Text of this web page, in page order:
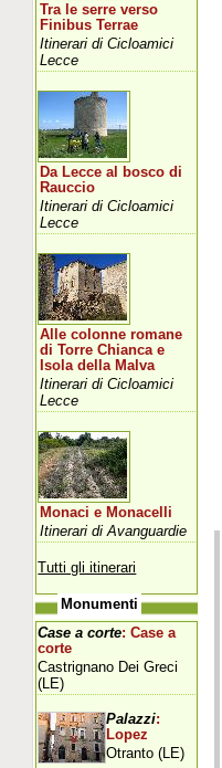
Tra le serre verso
Finibus Terrae
Itinerari di Cicloamici
Lecce
Da Lecce al bosco di
Rauccio
Itinerari di Cicloamici
Lecce
Alle colonne romane
di Torre Chianca e
Isola della Malva
Itinerari di Cicloamici
Lecce
Monaci e Monacelli
Itinerari di Avanguardie
Tutti gli itinerari
Monumenti
Case a corte: Case a
corte
Castrignano Dei Greci
(LE)
Palazzi:
Lopez
Otranto (LE)